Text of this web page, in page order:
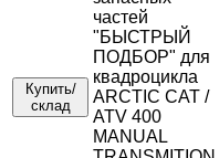
Купить/
склад